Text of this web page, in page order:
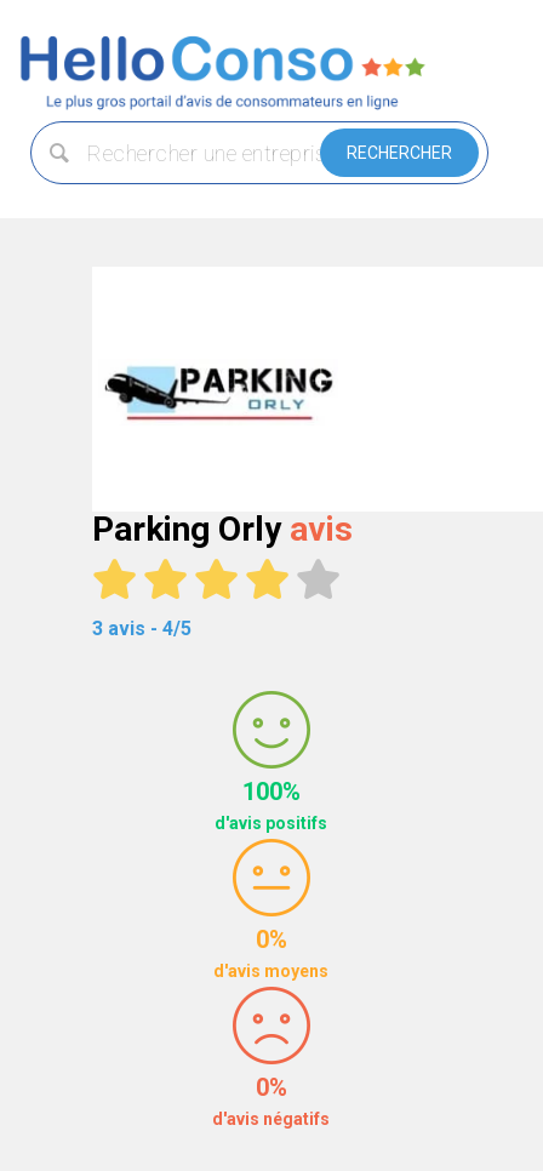
Parking Orly avis
3 avis - 4/5
100%
d'avis positifs
0%
d'avis moyens
0%
d'avis négatifs